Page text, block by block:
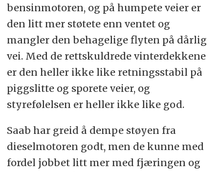
bensinmotoren, og på humpete veier er
den litt mer støtete enn ventet og
mangler den behagelige flyten på dårlig
vei. Med de rettskuldrede vinterdekkene
er den heller ikke like retningsstabil på
piggslitte og sporete veier, og
styrefølelsen er heller ikke like god.
Saab har greid å dempe støyen fra
dieselmotoren godt, men de kunne med
fordel jobbet litt mer med fjæringen og